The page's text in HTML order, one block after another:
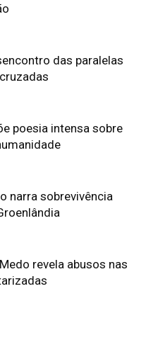
das paralelas
poesia intensa sobre
narra sobrevivência
revela abusos nas